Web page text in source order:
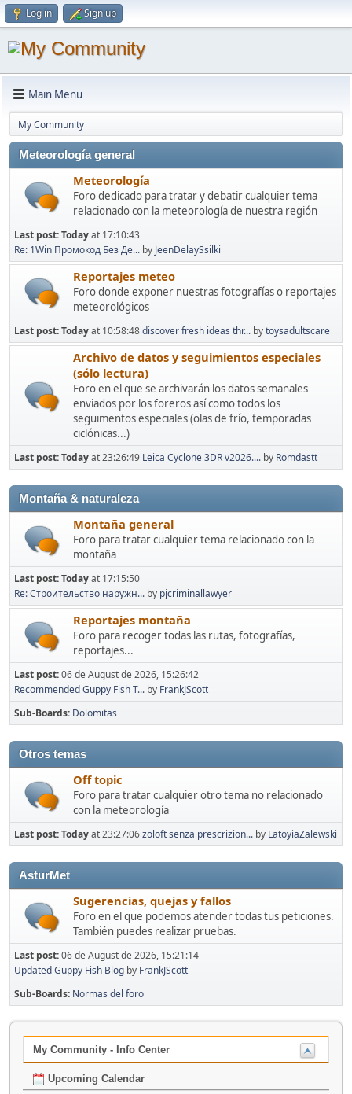
Log in Sign up
Main Menu
My Community
Meteorología general
Meteorología
Foro dedicado para tratar y debatir cualquier tema
relacionado con la meteorología de nuestra región
Last post:Todayat 17:10:43
Re: 1Win Промокод Без Де... by JeenDelaySsilki
Reportajes meteo
Foro donde exponer nuestras fotografías o reportajes
meteorológicos
Last post:Todayat 10:58:48discover fresh ideas thr... bytoysadultscare
Archivo de datos y seguimientos especiales
(sólo lectura)
Foro en el que se archivarán los datos semanales
enviados por los foreros así como todos los
seguimentos especiales (olas de frío, temporadas
ciclónicas...)
Last post:Todayat 23:26:49 Leica Cyclone 3DR v2026.... by Romdastt
Montaña & naturaleza
Montaña general
Foro para tratar cualquier tema relacionado con la
montaña
Last post:Todayat 17:15:50
Re: Строительство наружн... by pjcriminallawyer
Reportajes montaña
Foro para recoger todas las rutas, fotografías,
reportajes...
Last post:06 de August de 2026, 15:26:42
Recommended Guppy Fish T... by FrankJScott
Sub-Boards Dolomitas
Otros temas
Off topic
Foro para tratar cualquier otro tema no relacionado
con la meteorología
Last post:Todayat 23:27:06zoloft senza prescrizion... by LatoyiaZalewski
AsturMet
Sugerencias, quejas y fallos
Foro en el que podemos atender todas tus peticiones.
También puedes realizar pruebas.
Last post:06 de August de 2026, 15:21:14
Updated Guppy Fish Blog by FrankJScott
Sub-Boards Normas del foro
My Community - Info Center
Upcoming Calendar